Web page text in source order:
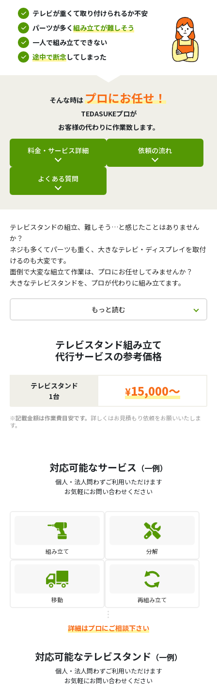
テレビが重くて取り付けられるか不安
パーツが多く組み立てが難しそう
一人で組み立てできない
途中で断念してしまった
そんな時はプロにお任せ！
TEDASUKEプロが
お客様の代わりに作業致します。
料金・サービス詳細 依頼の流れ
よくある質問
テレビスタンドの組立、難しそう…と感じたことはありません
か？
ネジも多くてパーツも重く、大きなテレビ・ディスプレイを取付
けるのも大変です。
面倒で大変な組立て作業は、プロにお任せしてみませんか？
大きなテレビスタンドを、プロが代わりに組み立てます。
もっと読む
テレビスタンド組み立て
代行サービスの参考価格
テレビスタンド
1台
¥15,000～
※記載金額は作業費目安です。 詳しくはお見積もり依頼をお願いいたしま
す。
対応可能なサービス （一例）
個人・法人問わずご利用いただけます
お気軽にお問い合わせください
組み立て 分解
移動 再組み立て
詳細はプロにご相談下さい
対応可能なテレビスタンド （一例）
個人・法人問わずご利用いただけます
お気軽にお問い合わせください